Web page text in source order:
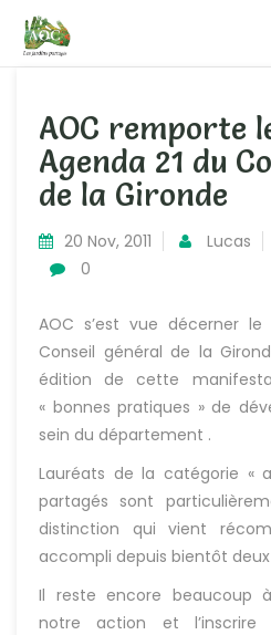
AOC remporte
Agenda 21 du
de la Gironde
20 Nov, 2011 Lucas
0
AOC s’est vue décerner le
Conseil général de la
édition de cette
« bonnes pratiques » de
sein du département .
Lauréats de la catégorie «
partagés sont
distinction qui vient
accompli depuis bientôt deux
Il reste encore beaucoup
notre action et l’inscrire